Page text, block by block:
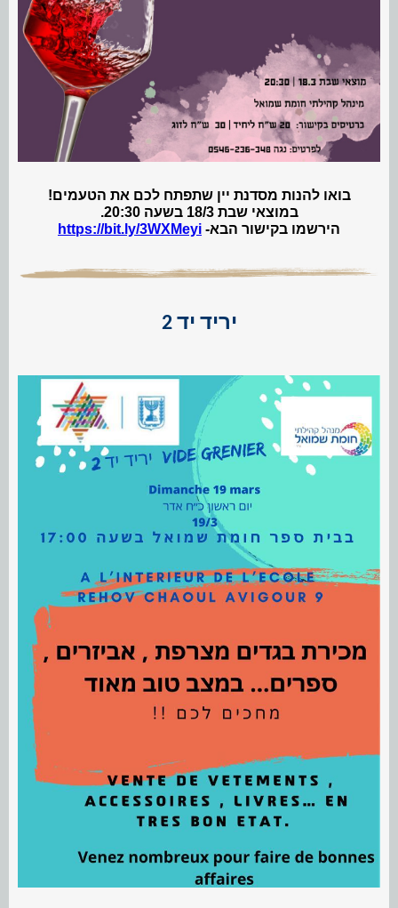
בואו להנות מסדנת יין שתפתח לכם את הטעמים!
במוצאי שבת 18/3 בשעה 20:30.
הירשמו בקישור הבא- https://bit.ly/3WXMeyi
יריד יד 2